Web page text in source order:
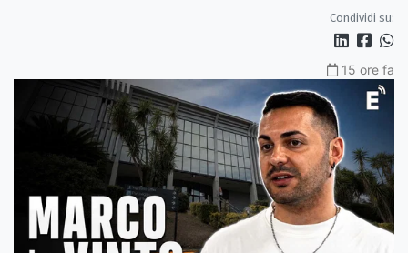
Condividi su:
15 ore fa